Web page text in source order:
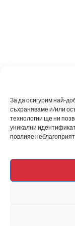
За да осигурим най-
съхраняваме и/или
технологии ще ни
уникални
повлияе